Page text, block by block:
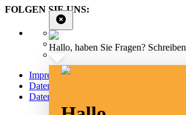
FOLGEN SIE UNS:
Impressum
Datenschutz
Datenschutz Social Media
Hallo, haben Sie Fragen?